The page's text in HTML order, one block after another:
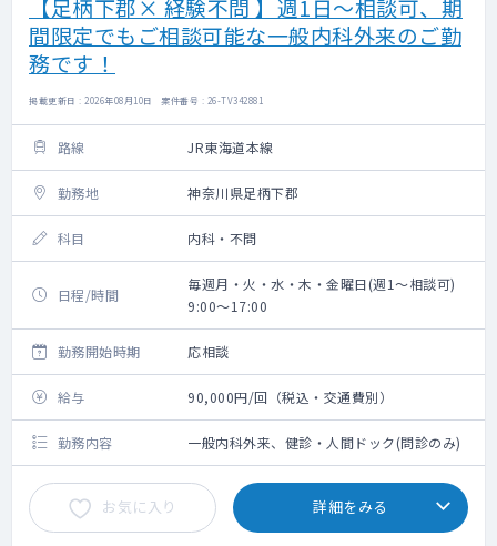
【足柄下郡× 経験不問 】週1日～相談可、期
間限定でもご相談可能な一般内科外来のご勤
務です！
掲載更新日 : 2026年08月10日 案件番号 : 26-TV342881
路線 JR東海道本線
勤務地 神奈川県足柄下郡
科目 内科・不問
日程/時間
毎週月・火・水・木・金曜日(週1～相談可)
9:00～17:00
勤務開始時期 応相談
給与 90,000円/回（税込・交通費別）
勤務内容 一般内科外来、健診・人間ドック(問診のみ)
お気に入り 詳細をみる